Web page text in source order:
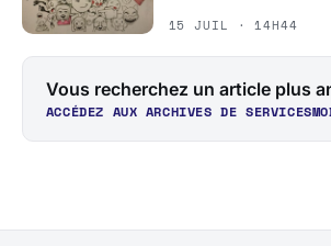
15 JUIL · 14H44
Vous recherchez un article plus
ACCÉDEZ AUX ARCHIVES DE